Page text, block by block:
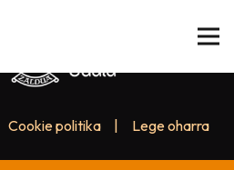
Cookie politika Lege oharra